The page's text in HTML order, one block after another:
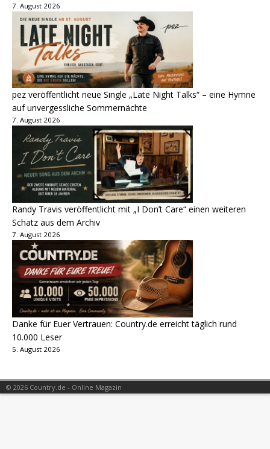
7. August 2026
pez veröffentlicht neue Single „Late Night Talks“ – eine Hymne
auf unvergessliche Sommernächte
7. August 2026
Randy Travis veröffentlicht mit „I Don’t Care“ einen weiteren
Schatz aus dem Archiv
7. August 2026
Danke für Euer Vertrauen: Country.de erreicht täglich rund
10.000 Leser
5. August 2026
© 2026 Country.de - Online Magazin